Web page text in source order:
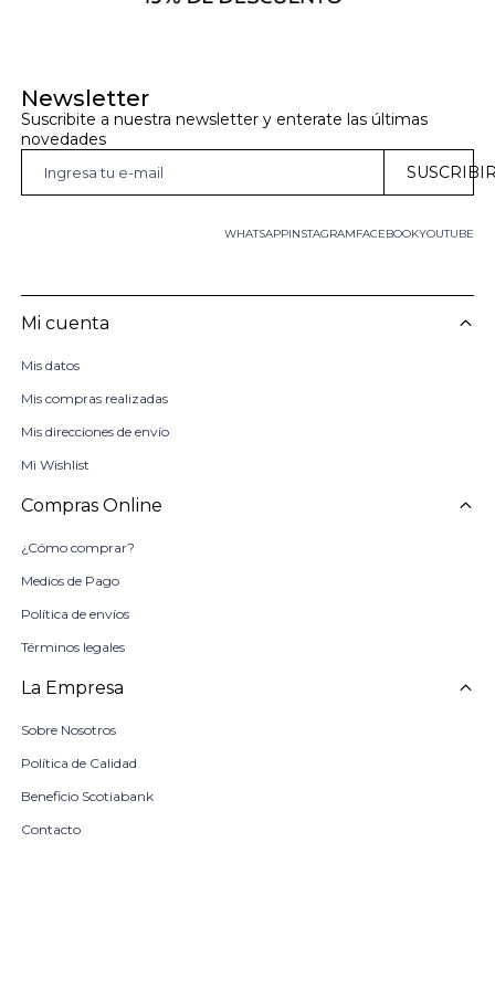
Newsletter
Suscribite a nuestra newsletter y enterate las últimas
novedades
WHATSAPP FACEBOOKYOUTUBE
INSTAGRAM
Mi cuenta
Mis datos
Mis compras realizadas
Mis direcciones de envío
Mi Wishlist
Compras Online
¿Cómo comprar?
Medios de Pago
Política de envíos
Términos legales
La Empresa
Sobre Nosotros
Política de Calidad
Beneficio Scotiabank
Contacto